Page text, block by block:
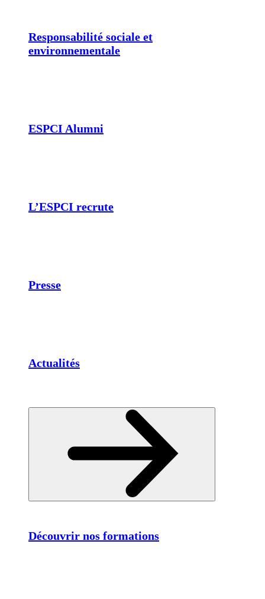
Responsabilité sociale et
environnementale
ESPCI Alumni
L’ESPCI recrute
Presse
Actualités
Découvrir nos formations